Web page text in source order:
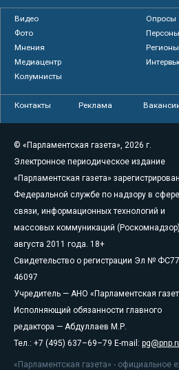
Видео
Опросы
Фото
Персоны
Мнения
Регионы
Медиацентр
Колумнисты
Контакты Реклама
© «Парламентская газета», 2026 г.
Электронное периодическое издание
«Парламентская газета»
Федеральной службе по надзору в сфере
связи, информационных технологий и
массовых коммуникаций
августа 2011 года. 18+
Свидетельство о регистрации Эл №
46097
Учредитель — АНО «Парламентская
Исполняющий обязанности главного
редактора — Абдуллаев М.Р.
Тел.: +7 (495) 637–69–79 E-mail:
«Парламентская газета» - официальное